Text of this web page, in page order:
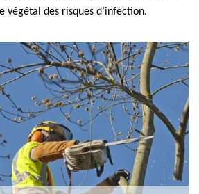
végétal des risques d’infection.